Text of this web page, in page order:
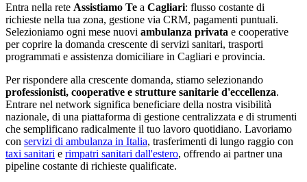
Entra nella rete Assistiamo Te a Cagliari: flusso costante di
richieste nella tua zona, gestione via CRM, pagamenti puntuali.
Selezioniamo ogni mese nuovi ambulanza privata e cooperative
per coprire la domanda crescente di servizi sanitari, trasporti
programmati e assistenza domiciliare in Cagliari e provincia.
Per rispondere alla crescente domanda, stiamo selezionando
professionisti, cooperative e strutture sanitarie d'eccellenza.
Entrare nel network significa beneficiare della nostra visibilità
nazionale, di una piattaforma di gestione centralizzata e di strumenti
che semplificano radicalmente il tuo lavoro quotidiano. Lavoriamo
con servizi di ambulanza in Italia, trasferimenti di lungo raggio con
taxi sanitari e rimpatri sanitari dall'estero, offrendo ai partner una
pipeline costante di richieste qualificate.